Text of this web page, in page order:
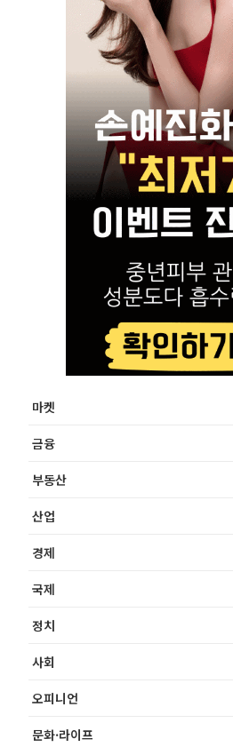
마켓
금융
부동산
산업
경제
국제
정치
사회
오피니언
문화·라이프